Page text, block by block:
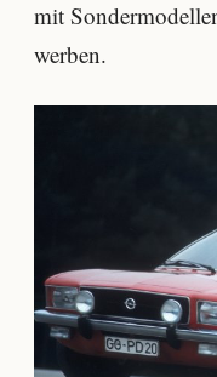
mit
werben.